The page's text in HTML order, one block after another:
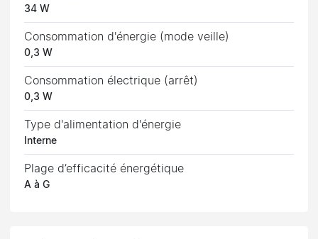
34 W
Consommation d'énergie (mode veille)
0,3 W
Consommation électrique (arrêt)
0,3 W
Type d'alimentation d'énergie
Interne
Plage d’efficacité énergétique
A à G